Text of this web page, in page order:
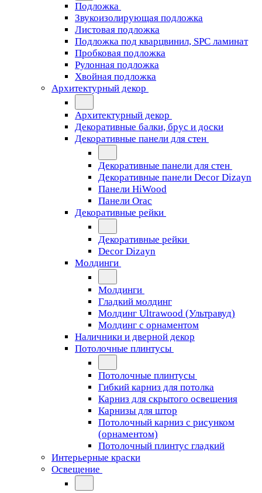
Подложка
Звукоизолирующая подложка
Листовая подложка
Подложка под кварцвинил, SPC ламинат
Пробковая подложка
Рулонная подложка
Хвойная подложка
Архитектурный декор
Архитектурный декор
Декоративные балки, брус и доски
Декоративные панели для стен
Декоративные панели для стен
Декоративные панели Decor Dizayn
Панели HiWood
Панели Orac
Декоративные рейки
Декоративные рейки
Decor Dizayn
Молдинги
Молдинги
Гладкий молдинг
Молдинг Ultrawood (Ультравуд)
Молдинг с орнаментом
Наличники и дверной декор
Потолочные плинтусы
Потолочные плинтусы
Гибкий карниз для потолка
Карниз для скрытого освещения
Карнизы для штор
Потолочный карниз с рисунком
(орнаментом)
Потолочный плинтус гладкий
Интерьерные краски
Освещение